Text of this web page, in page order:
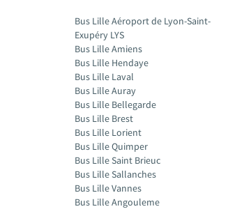
Bus Lille Aéroport de Lyon-Saint-
Exupéry LYS
Bus Lille Amiens
Bus Lille Hendaye
Bus Lille Laval
Bus Lille Auray
Bus Lille Bellegarde
Bus Lille Brest
Bus Lille Lorient
Bus Lille Quimper
Bus Lille Saint Brieuc
Bus Lille Sallanches
Bus Lille Vannes
Bus Lille Angouleme